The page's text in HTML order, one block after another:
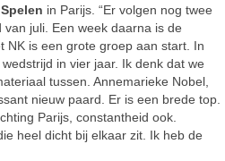
in Parijs. “Er volgen nog twee
juli. Een week daarna is de
NK is een grote groep aan start. In
in vier jaar. Ik denk dat we
tussen. Annemarieke Nobel,
nieuw paard. Er is een brede top.
Parijs, constantheid ook.
heel dicht bij elkaar zit. Ik heb de